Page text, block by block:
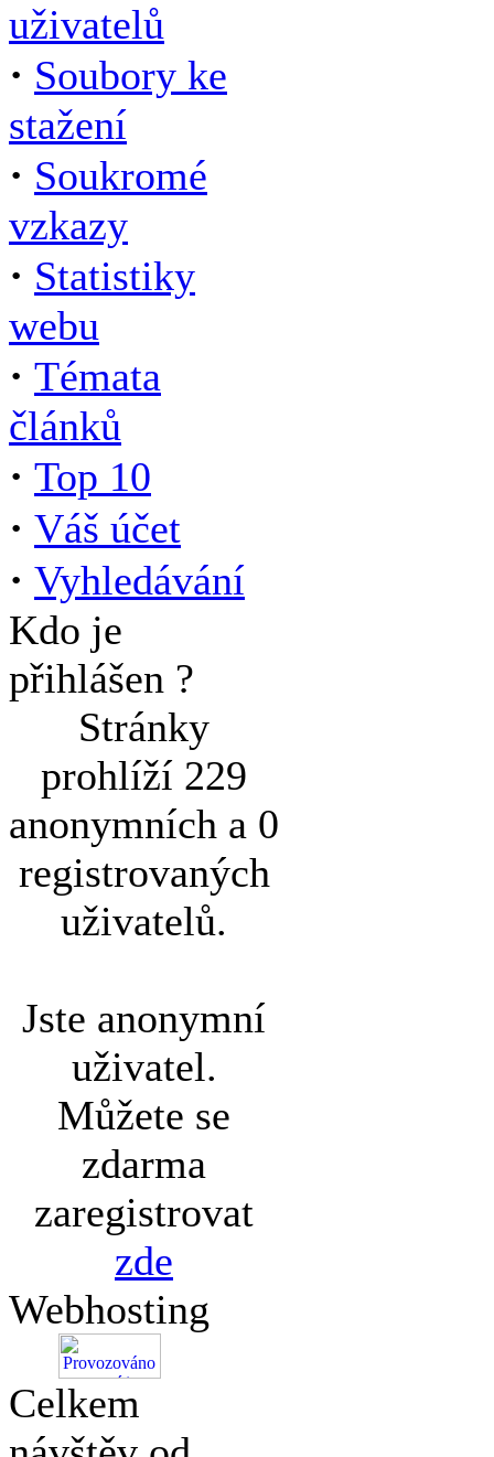
uživatelů
· Soubory ke
stažení
· Soukromé
vzkazy
· Statistiky
webu
· Témata
článků
· Top 10
· Váš účet
· Vyhledávání
Kdo je
přihlášen ?
Stránky
prohlíží 229
anonymních a 0
registrovaných
uživatelů.
Jste anonymní
uživatel.
Můžete se
zdarma
zaregistrovat
zde
Webhosting
Celkem